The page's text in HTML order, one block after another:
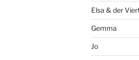
Elsa & der
Gemma
Jo